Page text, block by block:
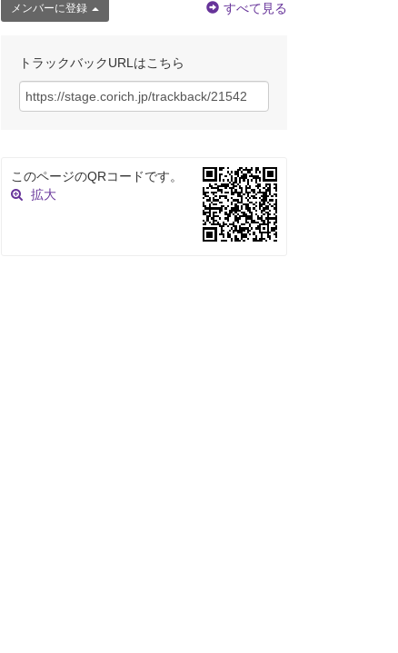
メンバーに登録 すべて見る
トラックバックURLはこちら
このページのQRコードです。
拡大